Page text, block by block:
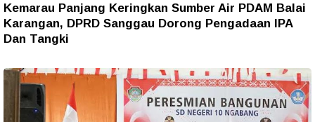
Kemarau Panjang Keringkan Sumber Air PDAM Balai
Karangan, DPRD Sanggau Dorong Pengadaan IPA
Dan Tangki